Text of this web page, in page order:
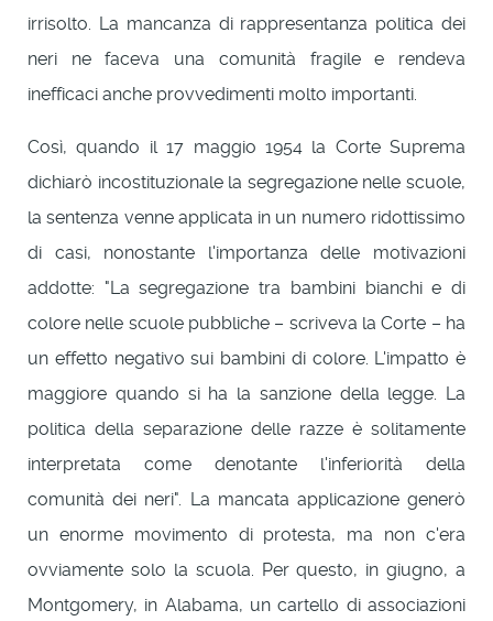
irrisolto. La mancanza di rappresentanza politica dei
neri ne faceva una comunità fragile e rendeva
inefficaci anche provvedimenti molto importanti.
Così, quando il 17 maggio 1954 la Corte Suprema
dichiarò incostituzionale la segregazione nelle scuole,
la sentenza venne applicata in un numero ridottissimo
di casi, nonostante l'importanza delle motivazioni
addotte: "La segregazione tra bambini bianchi e di
colore nelle scuole pubbliche – scriveva la Corte – ha
un effetto negativo sui bambini di colore. L'impatto è
maggiore quando si ha la sanzione della legge. La
politica della separazione delle razze è solitamente
interpretata come denotante l'inferiorità della
comunità dei neri". La mancata applicazione generò
un enorme movimento di protesta, ma non c'era
ovviamente solo la scuola. Per questo, in giugno, a
Montgomery, in Alabama, un cartello di associazioni